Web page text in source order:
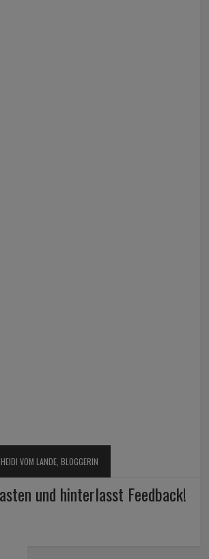
VOM LANDE, BLOGGERIN
und hinterlasst Feedback!